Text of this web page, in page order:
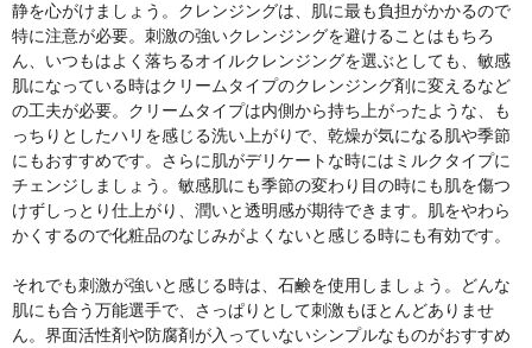
静を心がけましょう。クレンジングは、肌に最も負担がかかるので
特に注意が必要。刺激の強いクレンジングを避けることはもちろ
ん、いつもはよく落ちるオイルクレンジングを選ぶとしても、敏感
肌になっている時はクリームタイプのクレンジング剤に変えるなど
の工夫が必要。クリームタイプは内側から持ち上がったような、も
っちりとしたハリを感じる洗い上がりで、乾燥が気になる肌や季節
にもおすすめです。さらに肌がデリケートな時にはミルクタイプに
チェンジしましょう。敏感肌にも季節の変わり目の時にも肌を傷つ
けずしっとり仕上がり、潤いと透明感が期待できます。肌をやわら
かくするので化粧品のなじみがよくないと感じる時にも有効です。
それでも刺激が強いと感じる時は、石鹸を使用しましょう。どんな
肌にも合う万能選手で、さっぱりとして刺激もほとんどありませ
ん。界面活性剤や防腐剤が入っていないシンプルなものがおすすめ